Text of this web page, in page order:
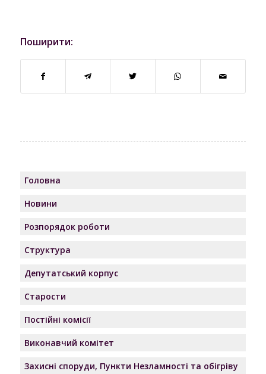
Поширити:
Головна
Новини
Розпорядок роботи
Структура
Депутатський корпус
Старости
Постійні комісії
Виконавчий комітет
Захисні споруди, Пункти Незламності та обігріву